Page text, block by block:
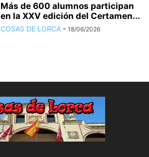
Más de 600 alumnos participan
en la XXV edición del Certamen...
COSAS DE LORCA - 18/06/2026